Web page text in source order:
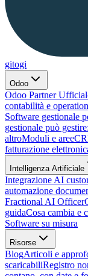
gitogi
Odoo
Odoo Partner
contabilità e
Software gestionale
gestionale può
altroModuli e aree
fatturazione
Intelligenza Artificiale
Integrazione AI
automazione
Fractional AI Officer
guidaCosa cambia e
Software su misura
Risorse
BlogArticoli e
scaricabiliRegistro